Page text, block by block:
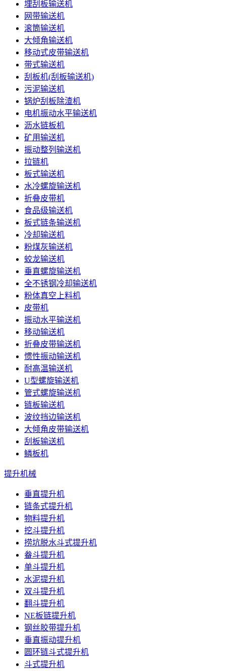
埋刮板输送机
网带输送机
滚筒输送机
大倾角输送机
移动式皮带输送机
带式输送机
刮板机(刮板输送机)
污泥输送机
锅炉刮板除渣机
电机振动水平输送机
沥水链板机
矿用输送机
振动整列输送机
拉链机
板式输送机
水冷螺旋输送机
折叠皮带机
食品级输送机
板式链条输送机
冷却输送机
粉煤灰输送机
蛟龙输送机
垂直螺旋输送机
全不锈钢冷却输送机
粉体真空上料机
皮带机
振动水平输送机
移动输送机
折叠皮带输送机
惯性振动输送机
耐高温输送机
U型螺旋输送机
管式螺旋输送机
链板输送机
波纹挡边输送机
大倾角皮带输送机
刮板输送机
鳞板机
提升机械
垂直提升机
链条式提升机
物料提升机
挖斗提升机
捞坑脱水斗式提升机
畚斗提升机
单斗提升机
水泥提升机
双斗提升机
翻斗提升机
NE板链提升机
钢丝胶带提升机
垂直振动提升机
圆环链斗式提升机
斗式提升机